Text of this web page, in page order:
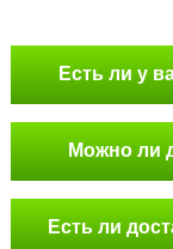
Есть ли у
Можно ли
Есть ли